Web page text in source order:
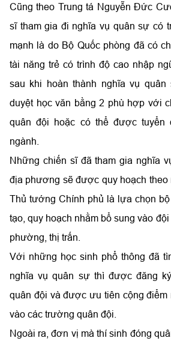
Cũng theo Trung tá Nguyễn Đức
sĩ tham gia đi nghĩa vụ quân sự có
mạnh là do Bộ Quốc phòng đã có
tài năng trẻ có trình độ cao nhập
sau khi hoàn thành nghĩa vụ
duyệt học văn bằng 2 phù hợp với
quân đội hoặc có thể được tuyển
ngành.
Những chiến sĩ đã tham gia nghĩa
địa phương sẽ được quy hoạch
Thủ tướng Chính phủ là lựa chọn
tạo, quy hoạch nhằm bổ sung vào
phường, thị trấn.
Với những học sinh phổ thông đã
nghĩa vụ quân sự thì được đăng
quân đội và được ưu tiên cộng điểm
vào các trường quân đội.
Ngoài ra, đơn vị mà thí sinh đóng